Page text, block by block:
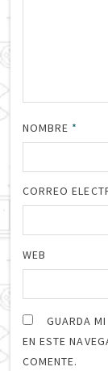
NOMBRE *
CORREO
WEB
GUARDA
EN ESTE
COMENTE.